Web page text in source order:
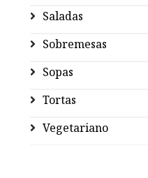
Saladas
Sobremesas
Sopas
Tortas
Vegetariano